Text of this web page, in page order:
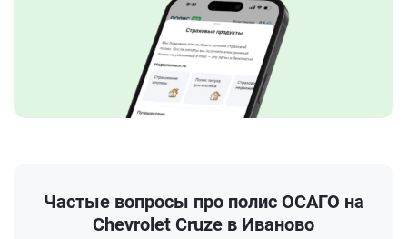
Частые вопросы про полис ОСАГО на
Chevrolet Cruze в Иваново